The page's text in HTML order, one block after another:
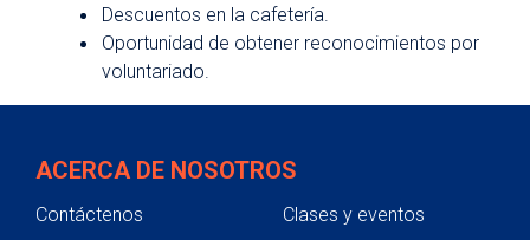
Descuentos en la cafetería.
Oportunidad de obtener reconocimientos por
voluntariado.
ACERCA DE NOSOTROS
Contáctenos
Clases y eventos